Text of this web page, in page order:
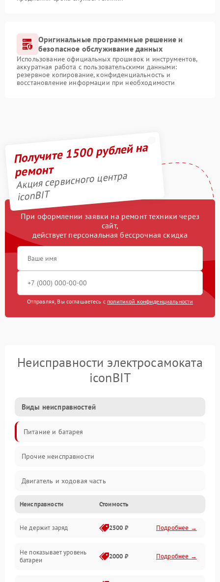
Оригинальные программные решение и
безопасное обслуживание данных
Использование официальных прошивок и инструментов,
аккуратная работа с пользовательскими данными:
резервное копирование, конфиденциальность и
восстановление информации при необходимости
Получите 1500 рублей на
ремонт
Акция сервисного центра
iconBIT
При оформлении заявки на ремонт техники через
сайт,
действует персональная бессрочная скидка
Отправляя, Вы соглашаетесь с политикой конфиденциальности
Неисправности электросамоката
iconBIT
Виды неисправностей
Питание и батарея
Прочие неисправности
Двигатель и ходовая часть
Тормоза и безопасность
Подвеска и колеса
Электроника и управление
Неисправности Стоимость
Не держит заряд 2500 ₽ Подробнее →
Не показывает уровень
батареи
2000 ₽ Подробнее →